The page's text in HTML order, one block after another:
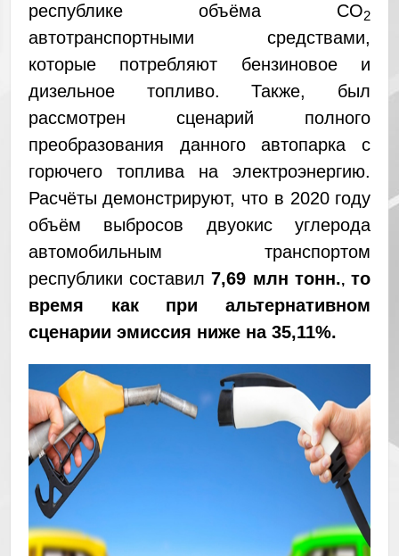
республике объёма СО2
автотранспортными средствами,
которые потребляют бензиновое и
дизельное топливо. Также, был
рассмотрен сценарий полного
преобразования данного автопарка с
горючего топлива на электроэнергию.
Расчёты демонстрируют, что в 2020 году
объём выбросов двуокис углерода
автомобильным транспортом
республики составил7,69 млн тонн.,то
время как при альтернативном
сценарии эмиссия ниже на 35,11%.